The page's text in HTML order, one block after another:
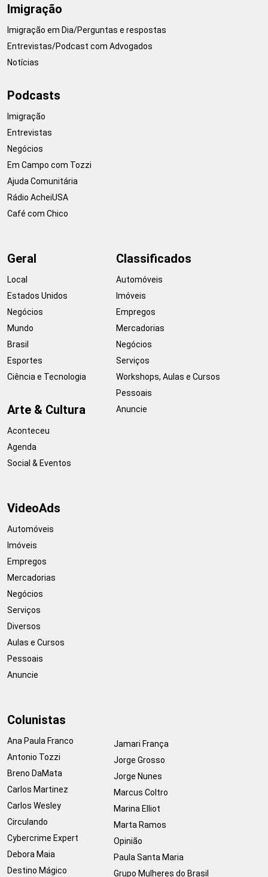
Imigração
Imigração em Dia/Perguntas e respostas
Entrevistas/Podcast com Advogados
Notícias
Podcasts
Imigração
Entrevistas
Negócios
Em Campo com Tozzi
Ajuda Comunitária
Rádio AcheiUSA
Café com Chico
Geral
Local
Estados Unidos
Negócios
Mundo
Brasil
Esportes
Ciência e Tecnologia
Arte & Cultura
Aconteceu
Agenda
Social & Eventos
Classificados
Automóveis
Imóveis
Empregos
Mercadorias
Negócios
Serviços
Workshops, Aulas e Cursos
Pessoais
Anuncie
VideoAds
Automóveis
Imóveis
Empregos
Mercadorias
Negócios
Serviços
Diversos
Aulas e Cursos
Pessoais
Anuncie
Colunistas
Ana Paula Franco
Antonio Tozzi
Breno DaMata
Carlos Martinez
Carlos Wesley
Circulando
Cybercrime Expert
Debora Maia
Destino Mágico
Jamari França
Jorge Grosso
Jorge Nunes
Marcus Coltro
Marina Elliot
Marta Ramos
Opinião
Paula Santa Maria
Grupo Mulheres do Brasil